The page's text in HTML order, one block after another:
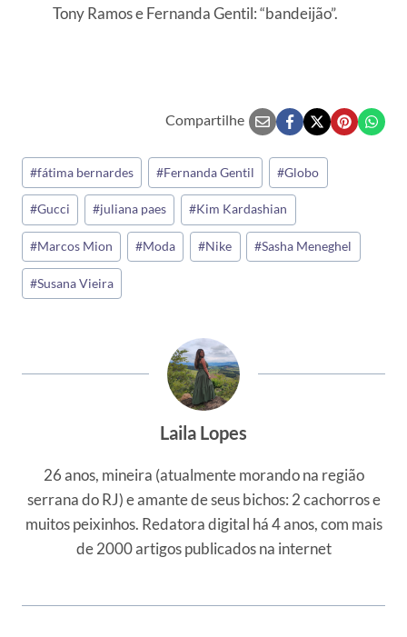
Tony Ramos e Fernanda Gentil: “bandeijão”.
Compartilhe
Tags
do
Post:
#fátima bernardes #Fernanda Gentil #Globo
#Gucci #juliana paes #Kim Kardashian
#Marcos Mion #Moda #Nike #Sasha Meneghel
#Susana Vieira
Laila Lopes
26 anos, mineira (atualmente morando na região
serrana do RJ) e amante de seus bichos: 2 cachorros e
muitos peixinhos. Redatora digital há 4 anos, com mais
de 2000 artigos publicados na internet